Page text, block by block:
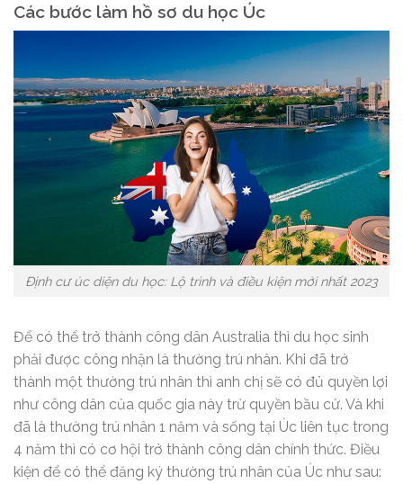
Các bước làm hồ sơ du học Úc
Định cư úc diện du học: Lộ trình và điều kiện mới nhất 2023
Để có thể trở thành công dân Australia thì du học sinh
phải được công nhận là thường trú nhân. Khi đã trở
thành một thường trú nhân thì anh chị sẽ có đủ quyền lợi
như công dân của quốc gia này trừ quyền bầu cử. Và khi
đã là thường trú nhân 1 năm và sống tại Úc liên tục trong
4 năm thì có cơ hội trở thành công dân chính thức. Điều
kiện để có thể đăng ký thường trú nhân của Úc như sau: